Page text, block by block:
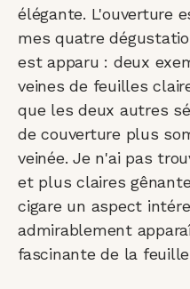
élégante. L'ouverture
mes quatre
est apparu : deux
veines de feuilles
que les deux autres
de couverture plus
veinée. Je n'ai pas
et plus claires
cigare un aspect
admirablement
fascinante de la